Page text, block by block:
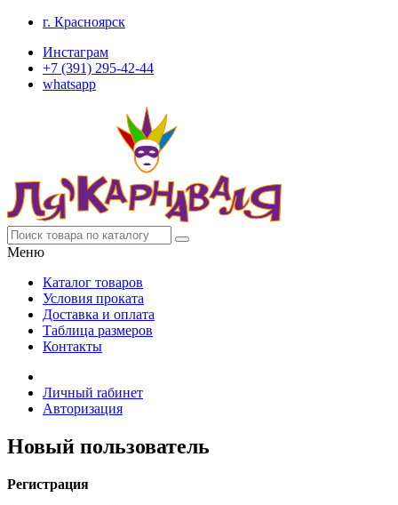
г. Красноярск
Инстаграм
+7 (391) 295-42-44
whatsapp
Меню
Каталог товаров
Условия проката
Доставка и оплата
Таблица размеров
Контакты
Личный rабинет
Авторизация
Новый пользователь
Регистрация